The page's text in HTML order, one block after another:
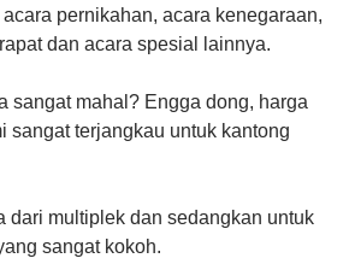
pernikahan, acara kenegaraan,
dan acara spesial lainnya.
sangat mahal? Engga dong, harga
sangat terjangkau untuk kantong
dari multiplek dan sedangkan untuk
sangat kokoh.